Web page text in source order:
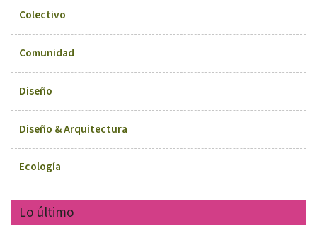
Colectivo
Comunidad
Diseño
Diseño & Arquitectura
Ecología
Lo último